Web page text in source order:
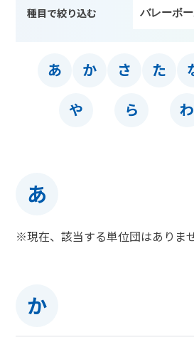
単位団紹介
種目で絞り込む
あ か さ た
や
ら わ
あ
※現在、該当する単位団はありま
か